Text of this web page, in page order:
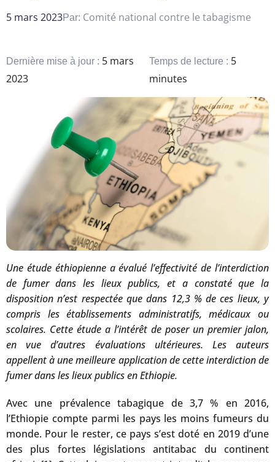
5 mars 2023Par: Comité national contre le tabagisme
Dernière mise à jour : 5 mars
2023
Temps de lecture : 5
minutes
Une étude éthiopienne a évalué l’effectivité de l’interdiction
de fumer dans les lieux publics, et a constaté que la
disposition n’est respectée que dans 12,3 % de ces lieux, y
compris les établissements administratifs, médicaux ou
scolaires. Cette étude a l’intérêt de poser un premier jalon,
en vue d’autres évaluations ultérieures. Les auteurs
appellent à une meilleure application de cette interdiction de
fumer dans les lieux publics en Ethiopie.
Avec une prévalence tabagique de 3,7 % en 2016,
l’Ethiopie compte parmi les pays les moins fumeurs du
monde. Pour le rester, ce pays s’est doté en 2019 d’une
des plus fortes législations antitabac du continent